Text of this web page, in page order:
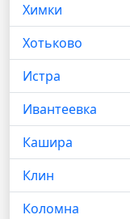
Химки
Хотьково
Истра
Ивантеевка
Кашира
Клин
Коломна